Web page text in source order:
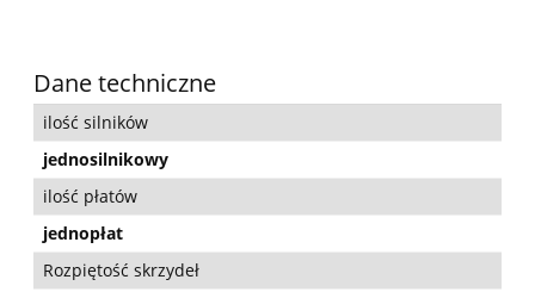
Dane techniczne
ilość silników
jednosilnikowy
ilość płatów
jednopłat
Rozpiętość skrzydeł